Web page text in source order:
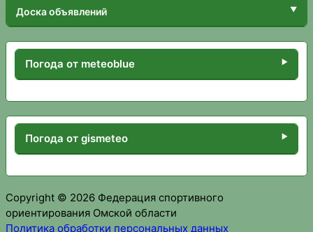
Доска объявлений
Погода от meteoblue
Погода от gismeteo
Copyright © 2026 Федерация спортивного
ориентирования Омской области
Политика обработки персональных данных